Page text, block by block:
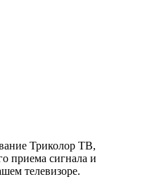
Триколор ТВ,
приема сигнала и
телевизоре.